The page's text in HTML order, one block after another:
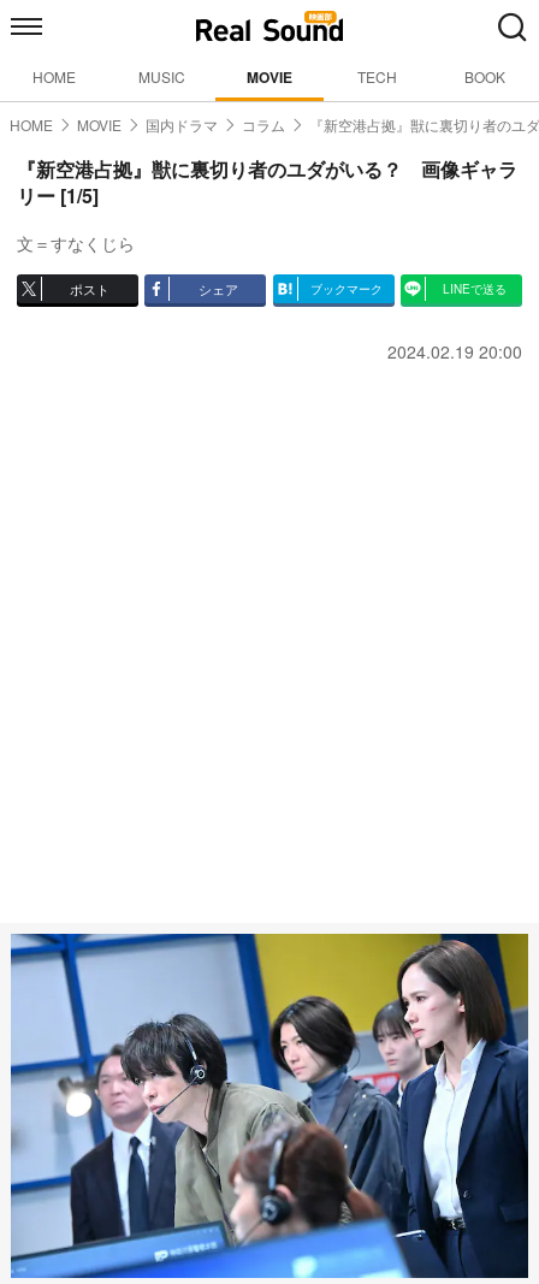
HOME MUSIC MOVIE TECH BOOK
HOME MOVIE 国内ドラマ コラム 『新空港占拠』獣に裏切り者のユ
『新空港占拠』獣に裏切り者のユダがいる？ 画像ギャラ
リー [1/5]
文＝すなくじら
ポスト シェア ブックマーク LINEで送る
2024.02.19 20:00